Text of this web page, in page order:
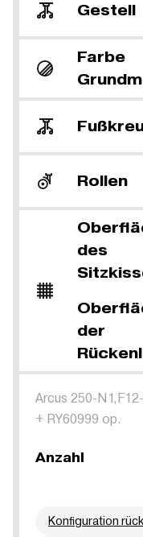
Gestell
Farbe
Rollen
des
der
Arcus 250-N1,F12-
+ RY60999 op.
Anzahl
Konfiguration